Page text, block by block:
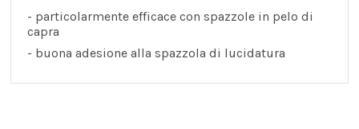
- particolarmente efficace con spazzole in pelo di
capra
- buona adesione alla spazzola di lucidatura